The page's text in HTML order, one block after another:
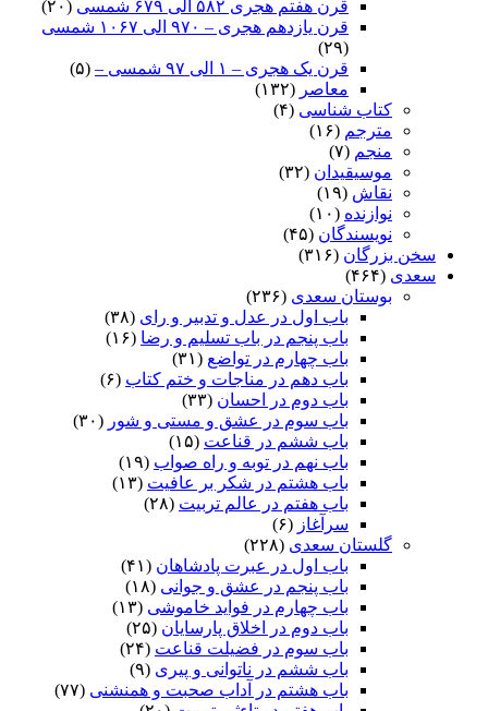
قرن هفتم هجری ۵۸۲ الی ۶۷۹ شمسی
(۲۰)
قرن یازدهم هجری – ۹۷۰ الی ۱۰۶۷ شمسی
(۲۹)
قرن یک هجری – ۱ الی ۹۷ شمسی –
(۵)
معاصر (۱۳۲)
کتاب شناسی (۴)
مترجم (۱۶)
منجم (۷)
موسیقیدان (۳۲)
نقاش (۱۹)
نوازنده (۱۰)
نویسندگان (۴۵)
سخن بزرگان (۳۱۶)
سعدی (۴۶۴)
بوستان سعدی (۲۳۶)
باب اول در عدل و تدبیر و رای (۳۸)
باب پنجم در باب تسلیم و رضا (۱۶)
باب چهارم در تواضع (۳۱)
باب دهم در مناجات و ختم کتاب (۶)
باب دوم در احسان (۳۳)
باب سوم در عشق و مستی و شور (۳۰)
باب ششم در قناعت (۱۵)
باب نهم در توبه و راه صواب (۱۹)
باب هشتم در شکر بر عافیت (۱۳)
باب هفتم در عالم تربیت (۲۸)
سرآغاز (۶)
گلستان سعدی (۲۲۸)
باب اول در عبرت پادشاهان (۴۱)
باب پنجم در عشق و جوانى (۱۸)
باب چهارم در فواید خاموشى (۱۳)
باب دوم در اخلاق پارسایان (۲۵)
باب سوم در فضیلت قناعت (۲۴)
باب ششم در ناتوانى و پیرى (۹)
باب هشتم در آداب صحبت و همنشنى (۷۷)